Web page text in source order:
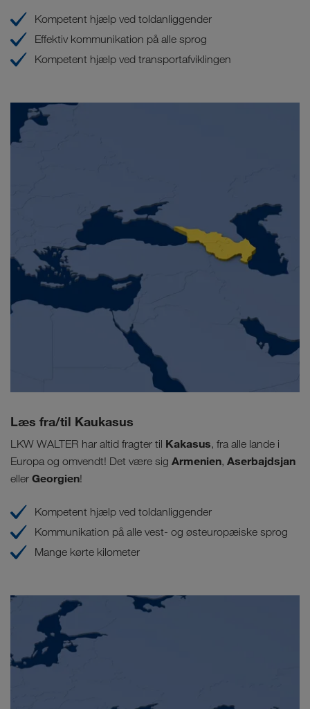
Kompetent hjælp ved toldanliggender
Effektiv kommunikation på alle sprog
Kompetent hjælp ved transportafviklingen
Læs fra/til Kaukasus
LKW WALTER har altid fragter til Kakasus, fra alle lande i
Europa og omvendt! Det være sig Armenien, Aserbajdsjan
eller Georgien!
Kompetent hjælp ved toldanliggender
Kommunikation på alle vest- og østeuropæiske sprog
Mange kørte kilometer